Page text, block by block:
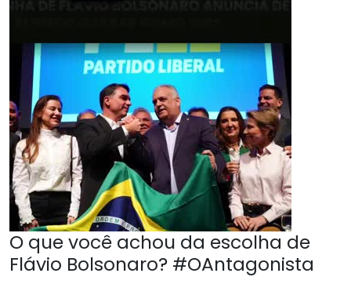
O que você achou da escolha de
Flávio Bolsonaro? #OAntagonista